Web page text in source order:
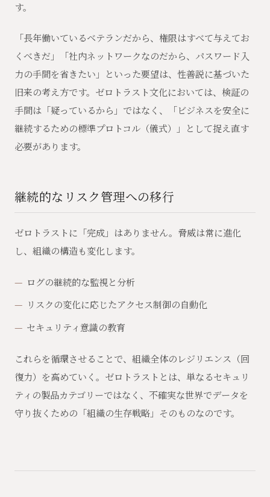
す。
「長年働いているベテランだから、権限はすべて与えてお
くべきだ」「社内ネットワークなのだから、パスワード入
力の手間を省きたい」といった要望は、性善説に基づいた
旧来の考え方です。ゼロトラスト文化においては、検証の
手間は「疑っているから」ではなく、「ビジネスを安全に
継続するための標準プロトコル（儀式）」として捉え直す
必要があります。
継続的なリスク管理への移行
ゼロトラストに「完成」はありません。脅威は常に進化
し、組織の構造も変化します。
ログの継続的な監視と分析
リスクの変化に応じたアクセス制御の自動化
セキュリティ意識の教育
これらを循環させることで、組織全体のレジリエンス（回
復力）を高めていく。ゼロトラストとは、単なるセキュリ
ティの製品カテゴリーではなく、不確実な世界でデータを
守り抜くための「組織の生存戦略」そのものなのです。